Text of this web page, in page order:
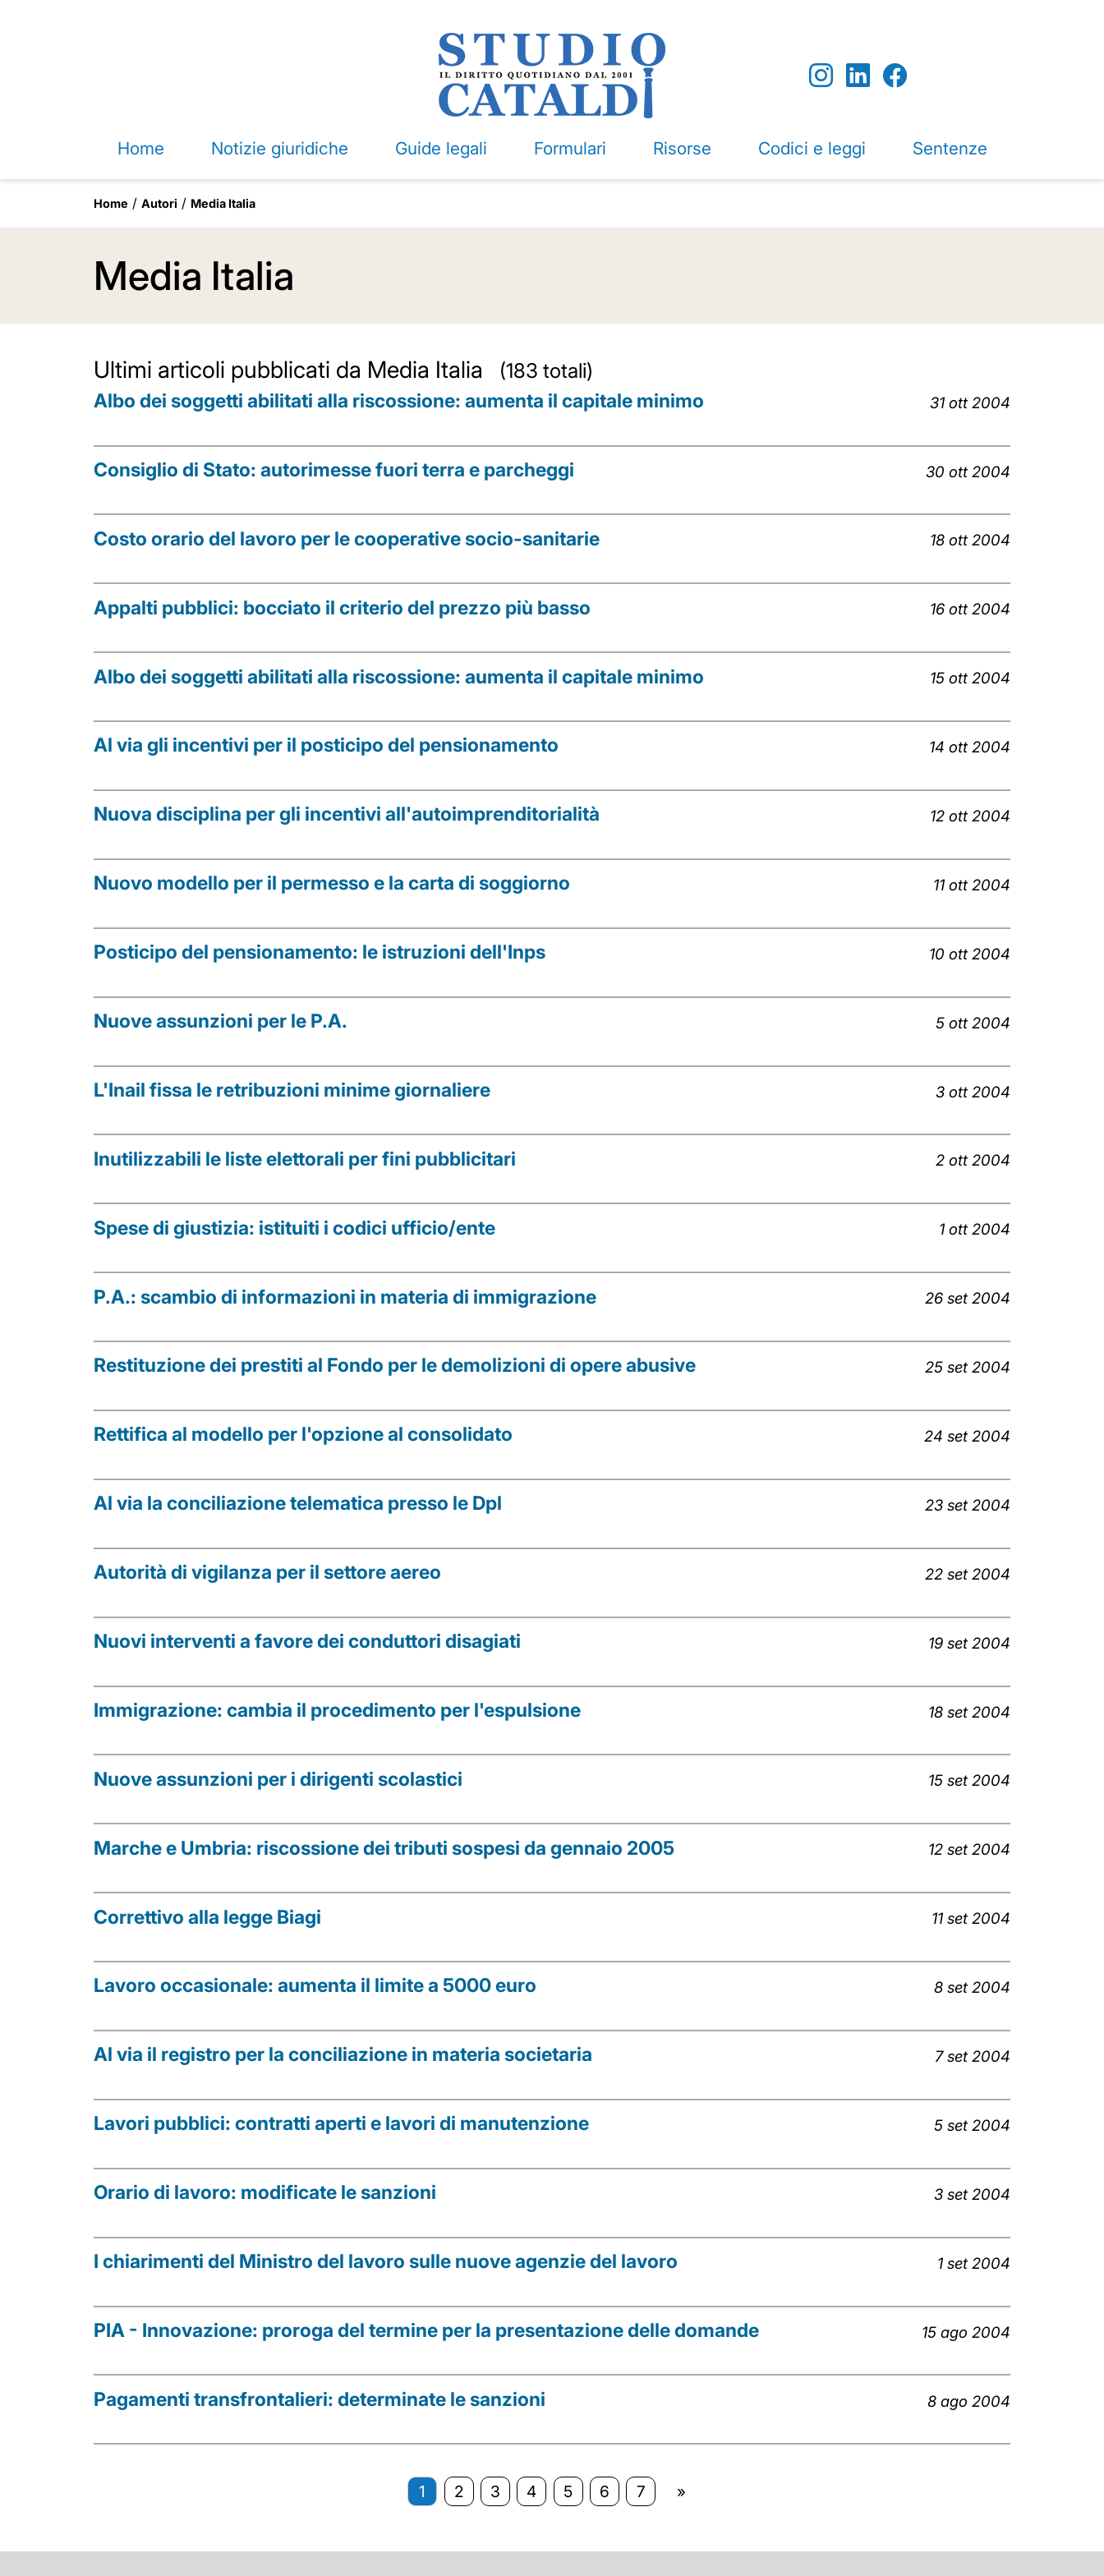
Home Notizie giuridiche Guide legali Formulari Risorse Codici e leggi Sentenze
Home Autori Media Italia
Media Italia
Ultimi articoli pubblicati da Media Italia (183 totali)
Albo dei soggetti abilitati alla riscossione: aumenta il capitale minimo 31 ott 2004
Consiglio di Stato: autorimesse fuori terra e parcheggi 30 ott 2004
Costo orario del lavoro per le cooperative socio-sanitarie 18 ott 2004
Appalti pubblici: bocciato il criterio del prezzo più basso 16 ott 2004
Albo dei soggetti abilitati alla riscossione: aumenta il capitale minimo 15 ott 2004
Al via gli incentivi per il posticipo del pensionamento 14 ott 2004
Nuova disciplina per gli incentivi all'autoimprenditorialità 12 ott 2004
Nuovo modello per il permesso e la carta di soggiorno 11 ott 2004
Posticipo del pensionamento: le istruzioni dell'Inps 10 ott 2004
Nuove assunzioni per le P.A. 5 ott 2004
L'Inail fissa le retribuzioni minime giornaliere 3 ott 2004
Inutilizzabili le liste elettorali per fini pubblicitari 2 ott 2004
Spese di giustizia: istituiti i codici ufficio/ente 1 ott 2004
P.A.: scambio di informazioni in materia di immigrazione 26 set 2004
Restituzione dei prestiti al Fondo per le demolizioni di opere abusive 25 set 2004
Rettifica al modello per l'opzione al consolidato 24 set 2004
Al via la conciliazione telematica presso le Dpl 23 set 2004
Autorità di vigilanza per il settore aereo 22 set 2004
Nuovi interventi a favore dei conduttori disagiati 19 set 2004
Immigrazione: cambia il procedimento per l'espulsione 18 set 2004
Nuove assunzioni per i dirigenti scolastici 15 set 2004
Marche e Umbria: riscossione dei tributi sospesi da gennaio 2005 12 set 2004
Correttivo alla legge Biagi 11 set 2004
Lavoro occasionale: aumenta il limite a 5000 euro 8 set 2004
Al via il registro per la conciliazione in materia societaria 7 set 2004
Lavori pubblici: contratti aperti e lavori di manutenzione 5 set 2004
Orario di lavoro: modificate le sanzioni 3 set 2004
I chiarimenti del Ministro del lavoro sulle nuove agenzie del lavoro 1 set 2004
PIA - Innovazione: proroga del termine per la presentazione delle domande 15 ago 2004
Pagamenti transfrontalieri: determinate le sanzioni 8 ago 2004
1 2 3 4 5 6 7 »